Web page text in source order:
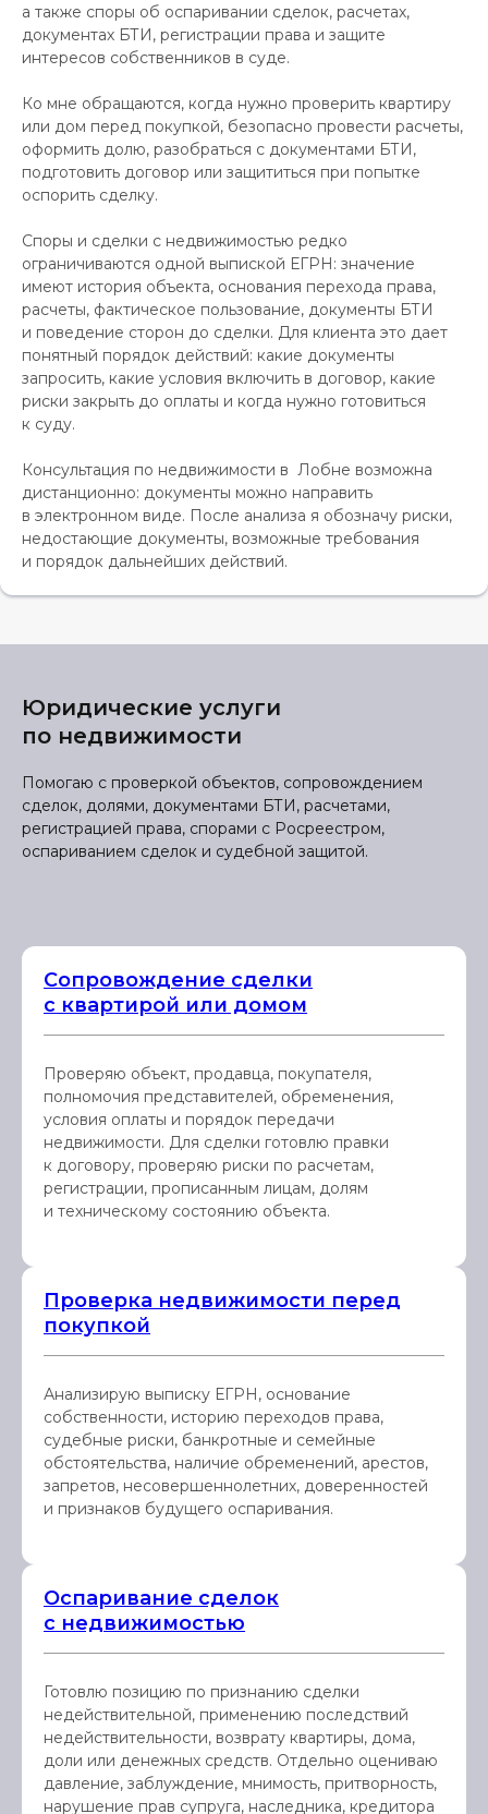
а также споры об оспаривании сделок, расчетах,
документах БТИ, регистрации права и защите
интересов собственников в суде.
Ко мне обращаются, когда нужно проверить квартиру
или дом перед покупкой, безопасно провести расчеты,
оформить долю, разобраться с документами БТИ,
подготовить договор или защититься при попытке
оспорить сделку.
Споры и сделки с недвижимостью редко
ограничиваются одной выпиской ЕГРН: значение
имеют история объекта, основания перехода права,
расчеты, фактическое пользование, документы БТИ
и поведение сторон до сделки. Для клиента это дает
понятный порядок действий: какие документы
запросить, какие условия включить в договор, какие
риски закрыть до оплаты и когда нужно готовиться
к суду.
Консультация по недвижимости в Лобне возможна
дистанционно: документы можно направить
в электронном виде. После анализа я обозначу риски,
недостающие документы, возможные требования
и порядок дальнейших действий.
Юридические услуги
по недвижимости
Помогаю с проверкой объектов, сопровождением
сделок, долями, документами БТИ, расчетами,
регистрацией права, спорами с Росреестром,
оспариванием сделок и судебной защитой.
Сопровождение сделки
с квартирой или домом
Проверяю объект, продавца, покупателя,
полномочия представителей, обременения,
условия оплаты и порядок передачи
недвижимости. Для сделки готовлю правки
к договору, проверяю риски по расчетам,
регистрации, прописанным лицам, долям
и техническому состоянию объекта.
Проверка недвижимости перед
покупкой
Анализирую выписку ЕГРН, основание
собственности, историю переходов права,
судебные риски, банкротные и семейные
обстоятельства, наличие обременений, арестов,
запретов, несовершеннолетних, доверенностей
и признаков будущего оспаривания.
Оспаривание сделок
с недвижимостью
Готовлю позицию по признанию сделки
недействительной, применению последствий
недействительности, возврату квартиры, дома,
доли или денежных средств. Отдельно оцениваю
давление, заблуждение, мнимость, притворность,
нарушение прав супруга, наследника, кредитора